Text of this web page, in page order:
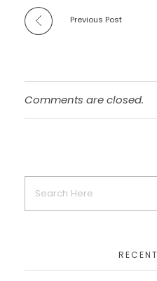
Previous Post
Comments are closed.